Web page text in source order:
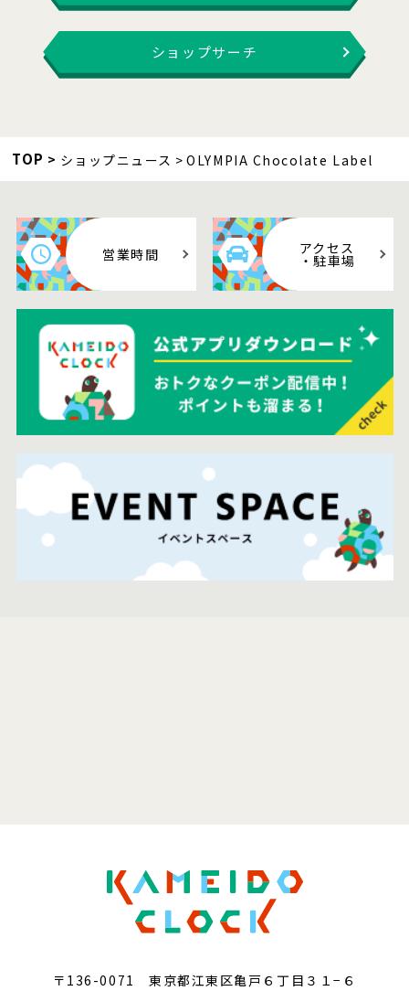
ショップサーチ
TOP ショップニュース OLYMPIA Chocolate Label
営業時間 アクセス
・駐車場
〒136-0071 東京都江東区亀戸６丁目３１−６